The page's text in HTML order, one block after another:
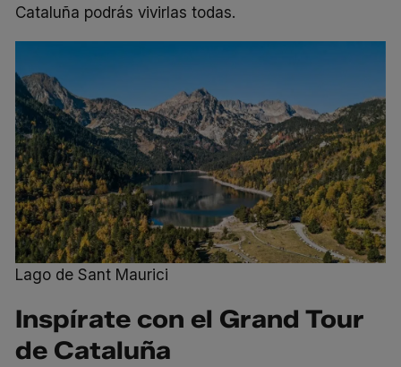
Cataluña podrás vivirlas todas.
Lago de Sant Maurici
Inspírate con el Grand Tour
de Cataluña